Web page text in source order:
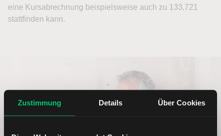
Zustimmung Details Über Cookies
eine Kursabrechnung beispielsweise auch zu 133,721
stattfinden kann.